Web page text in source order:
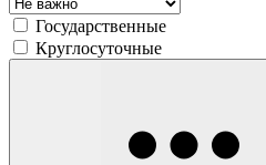
Государственные
Круглосуточные